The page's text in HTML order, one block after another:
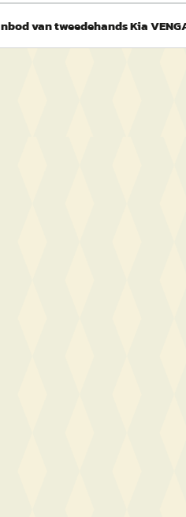
van tweedehands Kia